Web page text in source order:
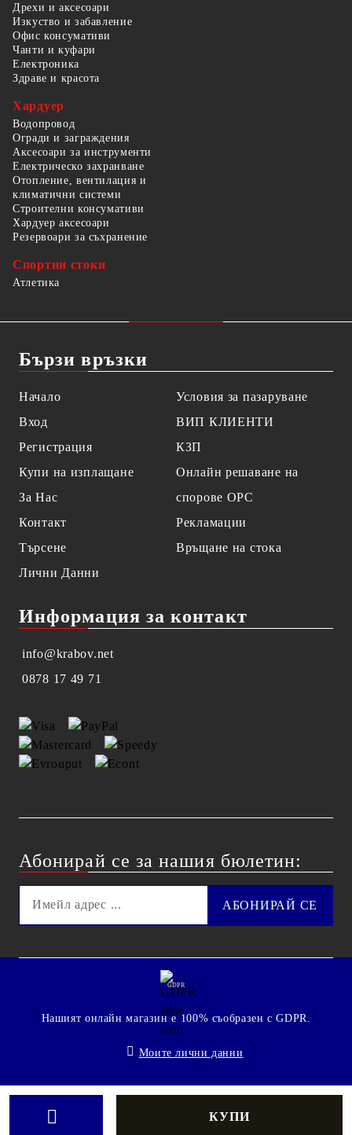
Дрехи и аксесоари
Изкуство и забавление
Офис консумативи
Чанти и куфари
Електроника
Здраве и красота
Хардуер
Водопровод
Огради и заграждения
Аксесоари за инструменти
Електрическо захранване
Отопление, вентилация и
климатични системи
Строителни консумативи
Хардуер аксесоари
Резервоари за съхранение
Спортни стоки
Атлетика
Бързи връзки
Начало
Вход
Регистрация
Купи на изплащане
За Нас
Контакт
Търсене
Лични Данни
Условия за пазаруване
ВИП КЛИЕНТИ
КЗП
Онлайн решаване на
спорове OPC
Рекламации
Връщане на стока
Информация за контакт
info@krabov.net
0878 17 49 71
Абонирай се за нашия бюлетин:
GDPR
Нашият онлайн магазин е 100% съобразен с GDPR.
Моите лични данни